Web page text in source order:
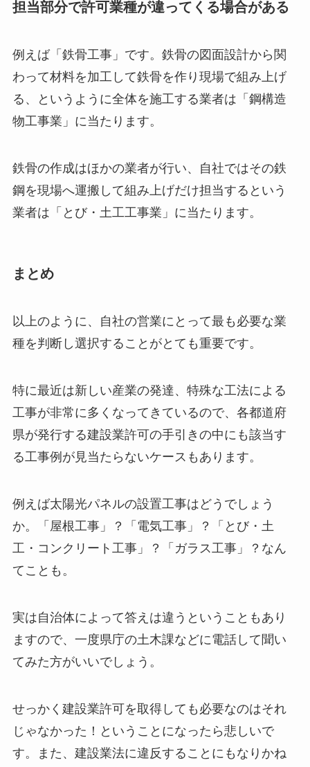
担当部分で許可業種が違ってくる場合がある
例えば「鉄骨工事」です。鉄骨の図面設計から関
わって材料を加工して鉄骨を作り現場で組み上げ
る、というように全体を施工する業者は「鋼構造
物工事業」に当たります。
鉄骨の作成はほかの業者が行い、自社ではその鉄
鋼を現場へ運搬して組み上げだけ担当するという
業者は「とび・土工工事業」に当たります。
まとめ
以上のように、自社の営業にとって最も必要な業
種を判断し選択することがとても重要です。
特に最近は新しい産業の発達、特殊な工法による
工事が非常に多くなってきているので、各都道府
県が発行する建設業許可の手引きの中にも該当す
る工事例が見当たらないケースもあります。
例えば太陽光パネルの設置工事はどうでしょう
か。「屋根工事」？「電気工事」？「とび・土
工・コンクリート工事」？「ガラス工事」？なん
てことも。
実は自治体によって答えは違うということもあり
ますので、一度県庁の土木課などに電話して聞い
てみた方がいいでしょう。
せっかく建設業許可を取得しても必要なのはそれ
じゃなかった！ということになったら悲しいで
す。また、建設業法に違反することにもなりかね